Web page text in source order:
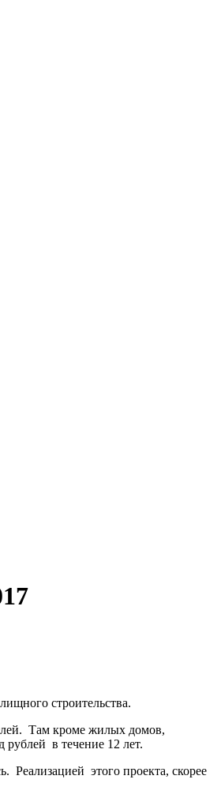
строительства.
Там кроме жилых домов,
в течение 12 лет.
этого проекта, скорее